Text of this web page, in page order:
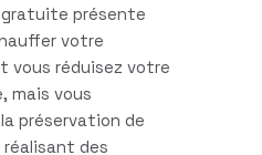
présente
votre
vous réduisez votre
mais vous
préservation de
des